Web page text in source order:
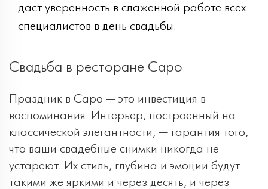
даст уверенность в слаженной работе всех
специалистов в день свадьбы.
Свадьба в ресторане Capo
Праздник в Capo — это инвестиция в
воспоминания. Интерьер, построенный на
классической элегантности, — гарантия того,
что ваши свадебные снимки никогда не
устареют. Их стиль, глубина и эмоции будут
такими же яркими и через десять, и через